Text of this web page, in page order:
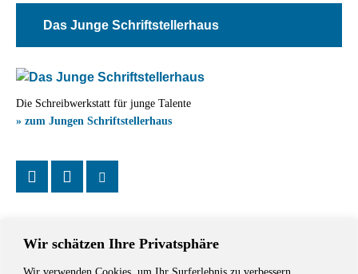
Wir schätzen Ihre Privatsphäre
Wir verwenden Cookies, um Ihr Surferlebnis zu verbessern,
Das Junge Schriftstellerhaus
Die Schreibwerkstatt für junge Talente
» zum Jungen Schriftstellerhaus